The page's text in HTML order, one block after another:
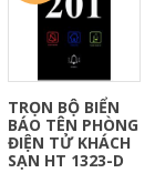
TRỌN BỘ BIỂN
BÁO TÊN PHÒNG
ĐIỆN TỬ KHÁCH
SẠN HT 1323-D